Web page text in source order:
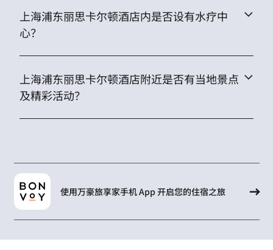
上海浦东丽思卡尔顿酒店内是否设有水疗中
心？
上海浦东丽思卡尔顿酒店附近是否有当地景点
及精彩活动？
使用万豪旅享家手机 App 开启您的住宿之旅